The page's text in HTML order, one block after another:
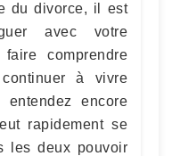
du divorce, il est
avec votre
comprendre
à vivre
encore
rapidement se
les deux pouvoir